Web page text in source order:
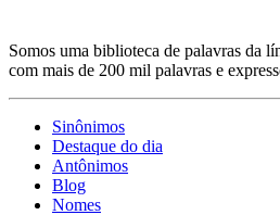
Somos uma biblioteca de palavras da
com mais de 200 mil palavras e
Sinônimos
Destaque do dia
Antônimos
Blog
Nomes